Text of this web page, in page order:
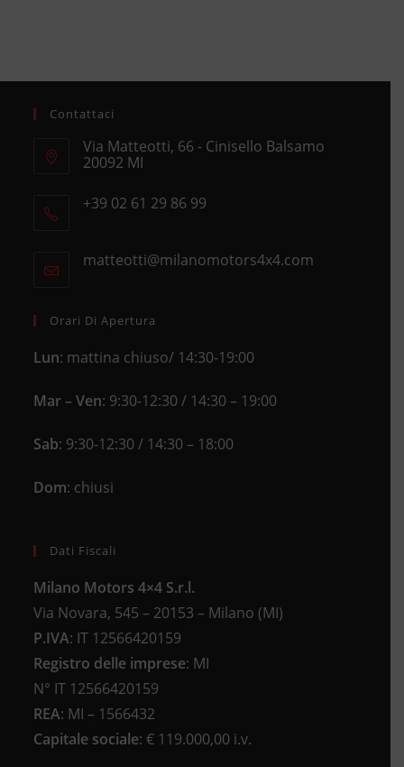
Contattaci
Via Matteotti, 66 - Cinisello Balsamo
20092 MI
in
+39 02 61 29 86 99
your
matteotti@milanomotors4x4.comOpens
Orari Di Apertura
Lun: mattina chiuso/ 14:30-19:00
Mar – Ven: 9:30-12:30 / 14:30 – 19:00
Sab: 9:30-12:30 / 14:30 – 18:00
Dom: chiusi
Dati Fiscali
Milano Motors 4×4 S.r.l.
Via Novara, 545 – 20153 – Milano (MI)
P.IVA: IT 12566420159
Registro delle imprese: MI
N° IT 12566420159
REA: MI – 1566432
Capitale sociale: € 119.000,00 i.v.